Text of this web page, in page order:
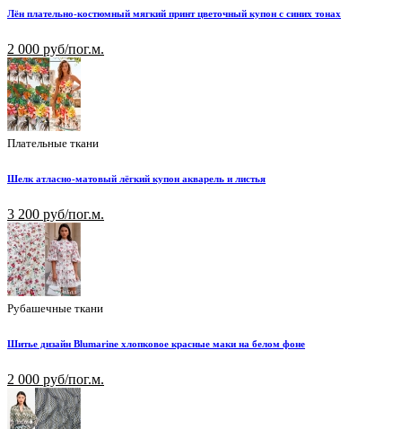
Лён плательно-костюмный мягкий принт цветочный купон с синих тонах
2 000 руб/пог.м.
Плательные ткани
Шелк атласно-матовый лёгкий купон акварель и листья
3 200 руб/пог.м.
Рубашечные ткани
Шитье дизайн Blumarine хлопковое красные маки на белом фоне
2 000 руб/пог.м.